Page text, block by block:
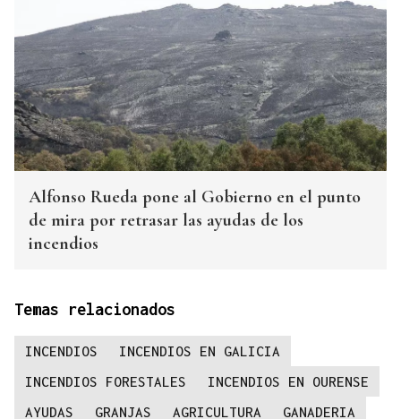
Alfonso Rueda pone al Gobierno en el punto
de mira por retrasar las ayudas de los
incendios
Temas relacionados
INCENDIOS
INCENDIOS EN GALICIA
INCENDIOS FORESTALES
INCENDIOS EN OURENSE
AYUDAS
GRANJAS AGRICULTURA GANADERIA